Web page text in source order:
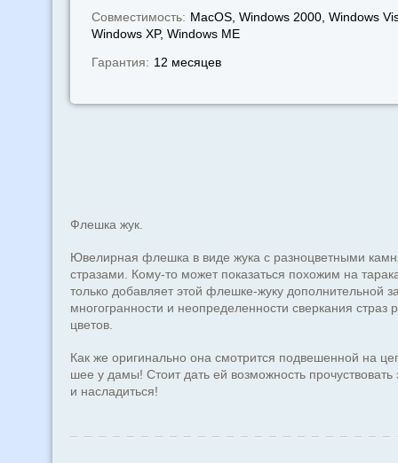
Совместимость: MacOS, Windows 2000, Windows
Windows XP, Windows МЕ
Гарантия: 12 месяцев
Флешка жук.
Ювелирная флешка в виде жука с разноцветными
стразами. Кому-то может показаться похожим на
только добавляет этой флешке-жуку дополнительной
многогранности и неопределенности сверкания страз
цветов.
Как же оригинально она смотрится подвешенной на
шее у дамы! Стоит дать ей возможность прочуствовать
и насладиться!